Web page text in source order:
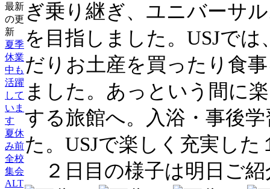
最新
の更
新
夏季
休業
中も
活躍
して
いま
す
夏休
み前
全校
集会
ALT
ぎ乗り継ぎ、ユニバーサ
を目指しました。USJで
だりお土産を買ったり食
ました。あっという間に
する旅館へ。入浴・事後
た。USJで楽しく充実した
２日目の様子は明日ご紹